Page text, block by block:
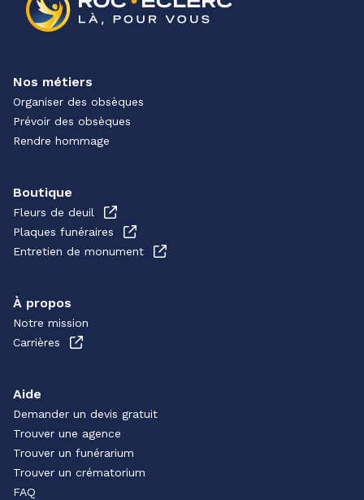
Nos métiers
Organiser des obsèques
Prévoir des obsèques
Rendre hommage
Boutique
Fleurs de deuil
Plaques funéraires
Entretien de monument
À propos
Notre mission
Carrières
Aide
Demander un devis gratuit
Trouver une agence
Trouver un funérarium
Trouver un crématorium
FAQ